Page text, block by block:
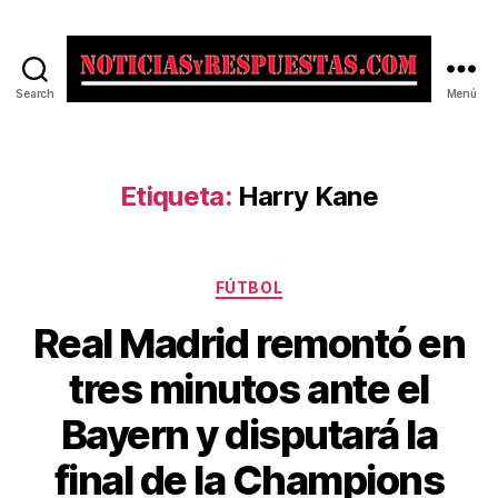
Search Menú
Etiqueta: Harry Kane
Categorías
FÚTBOL
Real Madrid remontó en
tres minutos ante el
Bayern y disputará la
final de la Champions